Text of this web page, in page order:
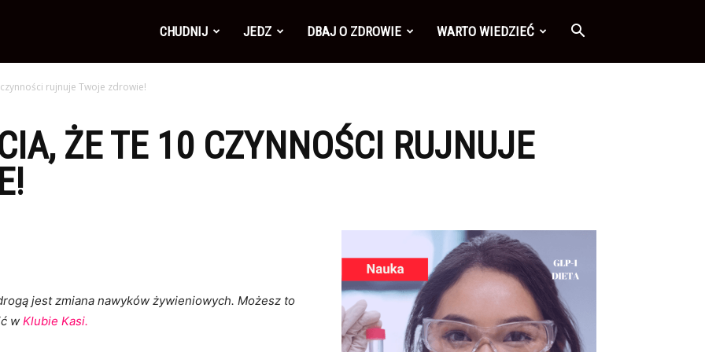
CHUDNIJ JEDZ DBAJ O ZDROWIE WARTO WIEDZIEĆ
rujnuje Twoje zdrowie!
ŻE TE 10 CZYNNOŚCI RUJNUJE
jest zmiana nawyków żywieniowych. Możesz to
w Klubie Kasi.